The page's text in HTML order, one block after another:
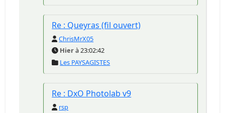
Re : Queyras (fil ouvert)
ChrisMrX05
Hierà 23:02:42
Les PAYSAGISTES
Re : DxO Photolab v9
rsp